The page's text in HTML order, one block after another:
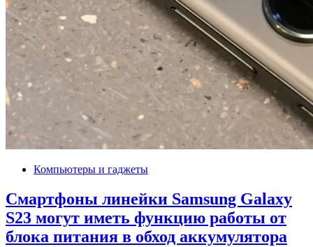
Компьютеры и гаджеты
Смартфоны линейки Samsung Galaxy
S23 могут иметь функцию работы от
блока питания в обход аккумулятора